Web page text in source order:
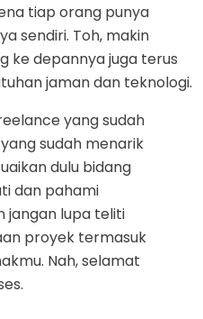
tiap orang punya
sendiri. Toh, makin
ke depannya juga terus
jaman dan teknologi.
yang sudah
sudah menarik
dulu bidang
dan pahami
jangan lupa teliti
proyek termasuk
Nah, selamat